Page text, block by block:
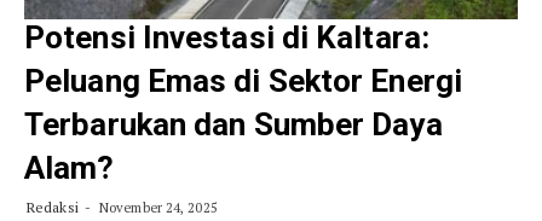
Potensi Investasi di Kaltara:
Peluang Emas di Sektor Energi
Terbarukan dan Sumber Daya
Alam?
Redaksi November 24, 2025